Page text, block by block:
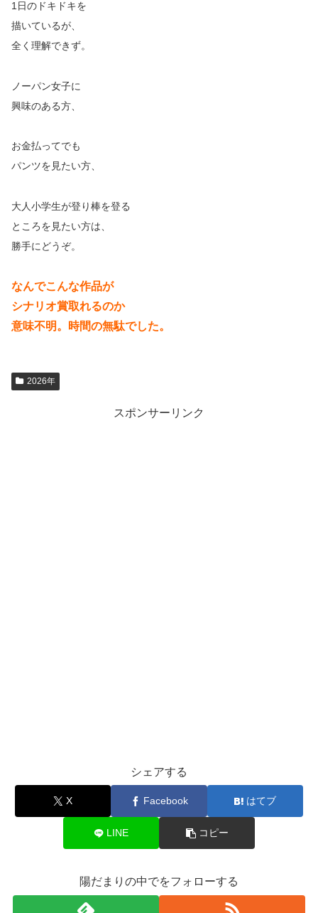
1日のドキドキを
描いているが、
全く理解できず。
ノーパン女子に
興味のある方、
お金払ってでも
パンツを見たい方、
大人小学生が登り棒を登る
ところを見たい方は、
勝手にどうぞ。
なんでこんな作品が
シナリオ賞取れるのか
意味不明。時間の無駄でした。
2026年
スポンサーリンク
シェアする
X Facebook はてブ
LINE コピー
陽だまりの中でをフォローする